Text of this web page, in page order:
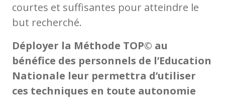
courtes et suffisantes pour atteindre le
but recherché.
Déployer la Méthode TOP© au
bénéfice des personnels de l’Education
Nationale leur permettra d’utiliser
ces techniques en toute autonomie